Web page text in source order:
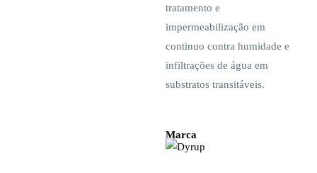
tratamento e
impermeabilização em
continuo contra humidade e
infiltrações de água em
substratos transitáveis.
Marca